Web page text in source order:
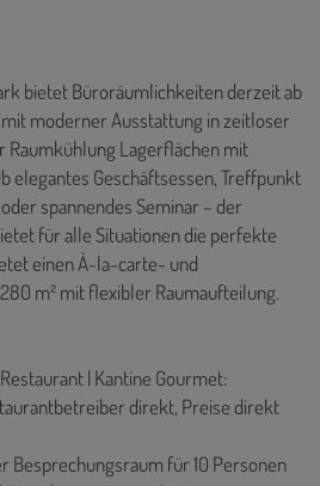
bietet Büroräumlichkeiten derzeit ab
mit moderner Ausstattung in zeitloser
Lagerflächen mit
elegantes Geschäftsessen, Treffpunkt
spannendes Seminar – der
für alle Situationen die perfekte
einen À-la-carte- und
m² mit flexibler Raumaufteilung.
| Kantine Gourmet:
direkt, Preise direkt
Besprechungsraum für 10 Personen